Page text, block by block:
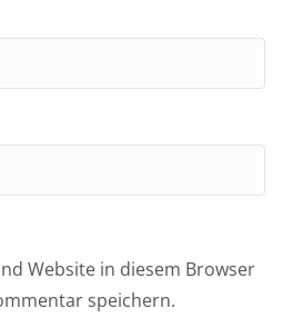
Website in diesem Browser
speichern.